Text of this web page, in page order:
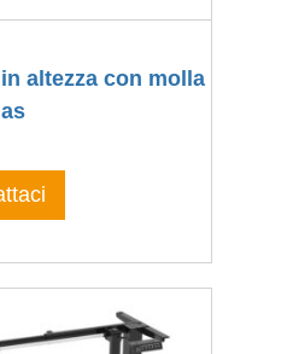
altezza con molla